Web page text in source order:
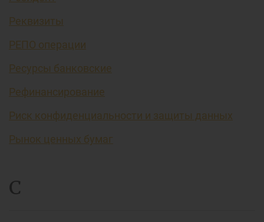
Реквизиты
РЕПО операции
Ресурсы банковские
Рефинансирование
Риск конфиденциальности и защиты данных
Рынок ценных бумаг
С